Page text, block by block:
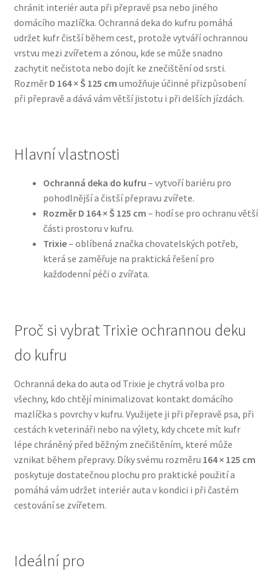
Bozita pro psy — Švédské krmivo s nordickou kvalitou
Brit pro psy
Granule pro psy
Happy Dog — Německá kvalita a přirozené složení
Hill’s pro psy
Hračky pro psy
Konzervy a kapsičky pro psy
Oblečky pro psy
Pamlsky pro psy
Pelíšky pro psy
Ortopedické pelíšky
Přepravky pro psy
Purizon pro psy — Vysoký obsah masa, bez obilovin
chránit interiér auta při přepravě psa nebo jiného
domácího mazlíčka. Ochranná deka do kufru pomáhá
udržet kufr čistší během cest, protože vytváří ochrannou
vrstvu mezi zvířetem a zónou, kde se může snadno
zachytit nečistota nebo dojít ke znečištění od srsti.
Rozměr D 164 × Š 125 cm umožňuje účinné přizpůsobení
při přepravě a dává vám větší jistotu i při delších jízdách.
Hlavní vlastnosti
Ochranná deka do kufru – vytvoří bariéru pro
pohodlnější a čistší přepravu zvířete.
Rozměr D 164 × Š 125 cm – hodí se pro ochranu větší
části prostoru v kufru.
Trixie– oblíbená značka chovatelských potřeb,
která se zaměřuje na praktická řešení pro
každodenní péči o zvířata.
Proč si vybrat Trixie ochrannou deku
do kufru
Ochranná deka do auta od Trixie je chytrá volba pro
všechny, kdo chtějí minimalizovat kontakt domácího
mazlíčka s povrchy v kufru. Využijete ji při přepravě psa, při
cestách k veterináři nebo na výlety, kdy chcete mít kufr
lépe chráněný před běžným znečištěním, které může
vznikat během přepravy. Díky svému rozměru 164 × 125 cm
poskytuje dostatečnou plochu pro praktické použití a
pomáhá vám udržet interiér auta v kondici i při častém
cestování se zvířetem.
Ideální pro